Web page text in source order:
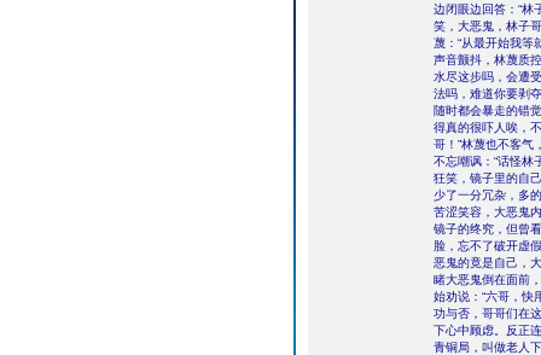
边闭眼边回答：“林
笑，大恶鬼，林子
蔑：“从最开始我等
声音颤抖，林蔑质
水尽这步吗，会遭
法吗，难道你要剥
随时都会暴走的错
得真的很吓人唉，
哥！”林蔑也不客气
不忘嘲讽：“话怪林
狂笑，镜子里的自
少了一分冗杂，多
苦涩笑容，大恶鬼
镜子的终究，但曾
脸，忘不了破开虚
恶鬼的竟是自己，
睹大恶鬼倒在面前
始劝说：“六哥，快
功与否，哥哥们在
下心中顾虑。反正
青铜局，叫做老人